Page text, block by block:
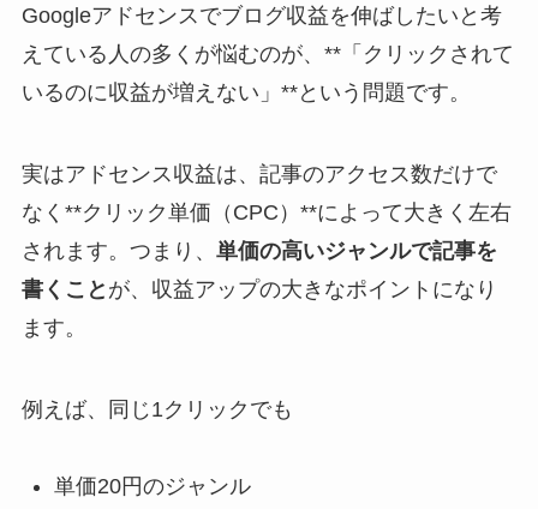
Googleアドセンスでブログ収益を伸ばしたいと考
えている人の多くが悩むのが、**「クリックされて
いるのに収益が増えない」**という問題です。
実はアドセンス収益は、記事のアクセス数だけで
なく**クリック単価（CPC）**によって大きく左右
されます。つまり、 単価の高いジャンルで記事を
書くこと が、収益アップの大きなポイントになり
ます。
例えば、同じ1クリックでも
単価20円のジャンル